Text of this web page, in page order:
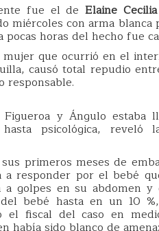
fue el de Elaine
miércoles con arma
pocas horas del hecho fue
que ocurrió en el
causó total repudio
responsable.
y Ángulo estaba
psicológica, reveló
primeros meses de
a responder por el bebé
a golpes en su abdomen
bebé hasta en un 10
el fiscal del caso en